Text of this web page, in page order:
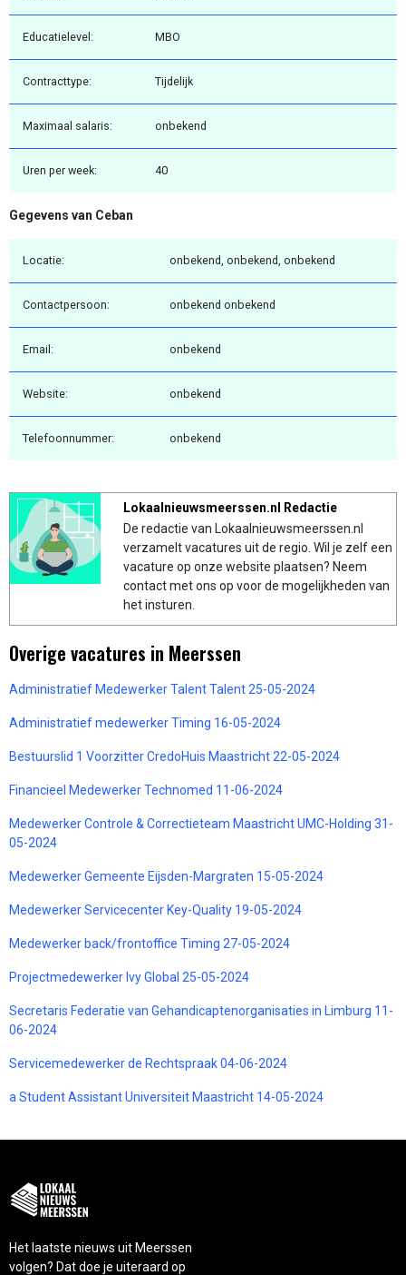
Educatielevel: MBO
Contracttype: Tijdelijk
Maximaal salaris: onbekend
Uren per week: 40
Gegevens van Ceban
Locatie: onbekend, onbekend, onbekend
Contactpersoon: onbekend onbekend
Email: onbekend
Website: onbekend
Telefoonnummer: onbekend
Lokaalnieuwsmeerssen.nl Redactie
De redactie van Lokaalnieuwsmeerssen.nl
verzamelt vacatures uit de regio. Wil je zelf een
vacature op onze website plaatsen? Neem
contact met ons op voor de mogelijkheden van
het insturen.
Overige vacatures in Meerssen
Administratief Medewerker Talent Talent 25-05-2024
Administratief medewerker Timing 16-05-2024
Bestuurslid 1 Voorzitter CredoHuis Maastricht 22-05-2024
Financieel Medewerker Technomed 11-06-2024
Medewerker Controle & Correctieteam Maastricht UMC-Holding 31-
05-2024
Medewerker Gemeente Eijsden-Margraten 15-05-2024
Medewerker Servicecenter Key-Quality 19-05-2024
Medewerker back/frontoffice Timing 27-05-2024
Projectmedewerker Ivy Global 25-05-2024
Secretaris Federatie van Gehandicaptenorganisaties in Limburg 11-
06-2024
Servicemedewerker de Rechtspraak 04-06-2024
a Student Assistant Universiteit Maastricht 14-05-2024
Het laatste nieuws uit Meerssen
volgen? Dat doe je uiteraard op